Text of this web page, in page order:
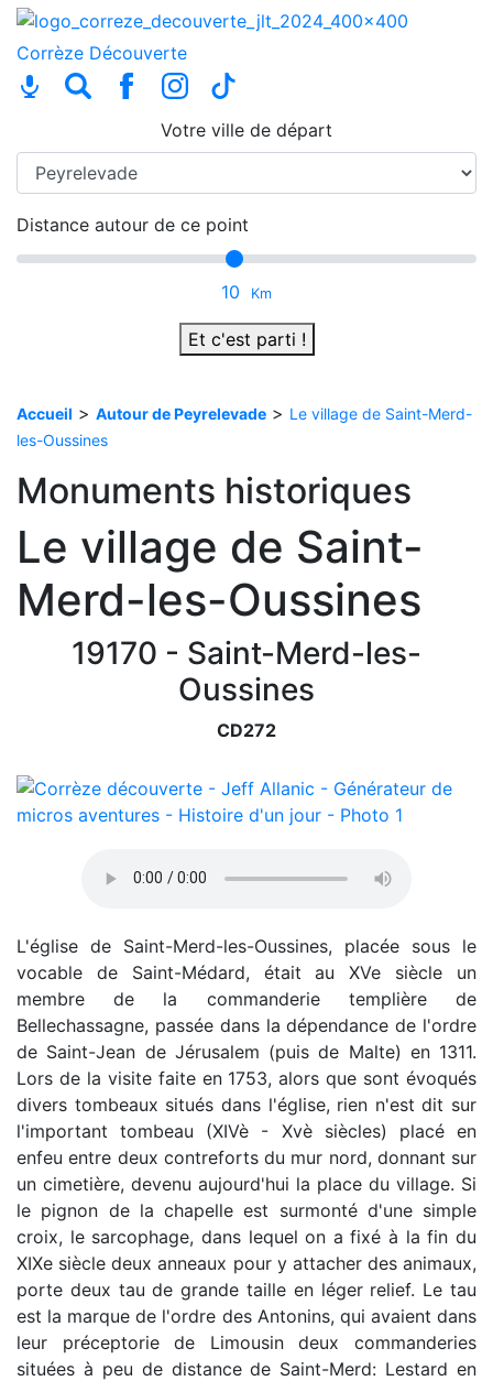
Corrèze Découverte
Votre ville de départ
Distance autour de ce point
10 Km
Et c'est parti !
Accueil > Autour de Peyrelevade > Le village de Saint-Merd-
les-Oussines
Monuments historiques
Le village de Saint-
Merd-les-Oussines
19170 - Saint-Merd-les-
Oussines
CD272
L'église de Saint-Merd-les-Oussines, placée sous le
vocable de Saint-Médard, était au XVe siècle un
membre de la commanderie templière de
Bellechassagne, passée dans la dépendance de l'ordre
de Saint-Jean de Jérusalem (puis de Malte) en 1311.
Lors de la visite faite en 1753, alors que sont évoqués
divers tombeaux situés dans l'église, rien n'est dit sur
l'important tombeau (XIVè - Xvè siècles) placé en
enfeu entre deux contreforts du mur nord, donnant sur
un cimetière, devenu aujourd'hui la place du village. Si
le pignon de la chapelle est surmonté d'une simple
croix, le sarcophage, dans lequel on a fixé à la fin du
XIXe siècle deux anneaux pour y attacher des animaux,
porte deux tau de grande taille en léger relief. Le tau
est la marque de l'ordre des Antonins, qui avaient dans
leur préceptorie de Limousin deux commanderies
situées à peu de distance de Saint-Merd: Lestard en